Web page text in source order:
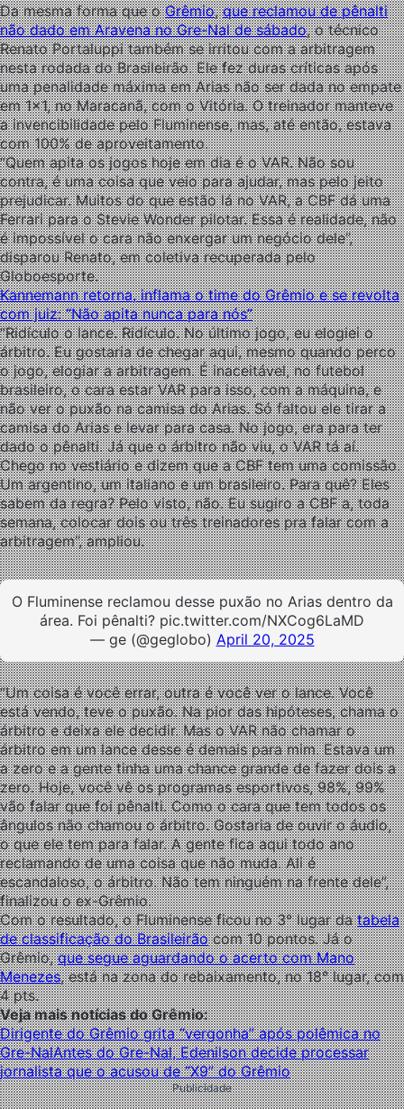
Da mesma forma que oGrêmio,que reclamou de pênalti
não dado em Aravena no Gre-Nal de sábado, o técnico
Renato Portaluppi também se irritou com a arbitragem
nesta rodada do Brasileirão. Ele fez duras críticas após
uma penalidade máxima em Arias não ser dada no empate
em 1×1, no Maracanã, com o Vitória. O treinador manteve
a invencibilidade pelo Fluminense, mas, até então, estava
com 100% de aproveitamento.
“Quem apita os jogos hoje em dia é o VAR. Não sou
contra, é uma coisa que veio para ajudar, mas pelo jeito
prejudicar. Muitos do que estão lá no VAR, a CBF dá uma
Ferrari para o Stevie Wonder pilotar. Essa é realidade, não
é impossível o cara não enxergar um negócio dele”,
disparou Renato, em coletiva recuperada pelo
Globoesporte.
Kannemann retorna, inflama o time do Grêmio e se revolta
com juiz: “Não apita nunca para nós”
“Ridículo o lance. Ridículo. No último jogo, eu elogiei o
árbitro. Eu gostaria de chegar aqui, mesmo quando perco
o jogo, elogiar a arbitragem. É inaceitável, no futebol
brasileiro, o cara estar VAR para isso, com a máquina, e
não ver o puxão na camisa do Arias. Só faltou ele tirar a
camisa do Arias e levar para casa. No jogo, era para ter
dado o pênalti. Já que o árbitro não viu, o VAR tá aí.
Chego no vestiário e dizem que a CBF tem uma comissão.
Um argentino, um italiano e um brasileiro. Para quê? Eles
sabem da regra? Pelo visto, não. Eu sugiro a CBF a, toda
semana, colocar dois ou três treinadores pra falar com a
arbitragem”, ampliou.
O Fluminense reclamou desse puxão no Arias dentro da
área. Foi pênalti? pic.twitter.com/NXCog6LaMD
— ge (@geglobo) April 20, 2025
“Um coisa é você errar, outra é você ver o lance. Você
está vendo, teve o puxão. Na pior das hipóteses, chama o
árbitro e deixa ele decidir. Mas o VAR não chamar o
árbitro em um lance desse é demais para mim. Estava um
a zero e a gente tinha uma chance grande de fazer dois a
zero. Hoje, você vê os programas esportivos, 98%, 99%
vão falar que foi pênalti. Como o cara que tem todos os
ângulos não chamou o árbitro. Gostaria de ouvir o áudio,
o que ele tem para falar. A gente fica aqui todo ano
reclamando de uma coisa que não muda. Ali é
escandaloso, o árbitro. Não tem ninguém na frente dele”,
finalizou o ex-Grêmio.
Com o resultado, o Fluminense ficou no 3° lugar databela
de classificação do Brasileirãocom 10 pontos. Já o
Grêmio,que segue aguardando o acerto com Mano
Menezes, está na zona do rebaixamento, no 18° lugar, com
4 pts.
Veja mais notícias do Grêmio:
Dirigente do Grêmio grita “vergonha” após polêmica no
Gre-NalAntes do Gre-Nal, Edenilson decide processar
jornalista que o acusou de “X9” do Grêmio
Publicidade